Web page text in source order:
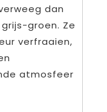
dan
groen. Ze
verfraaien,
atmosfeer